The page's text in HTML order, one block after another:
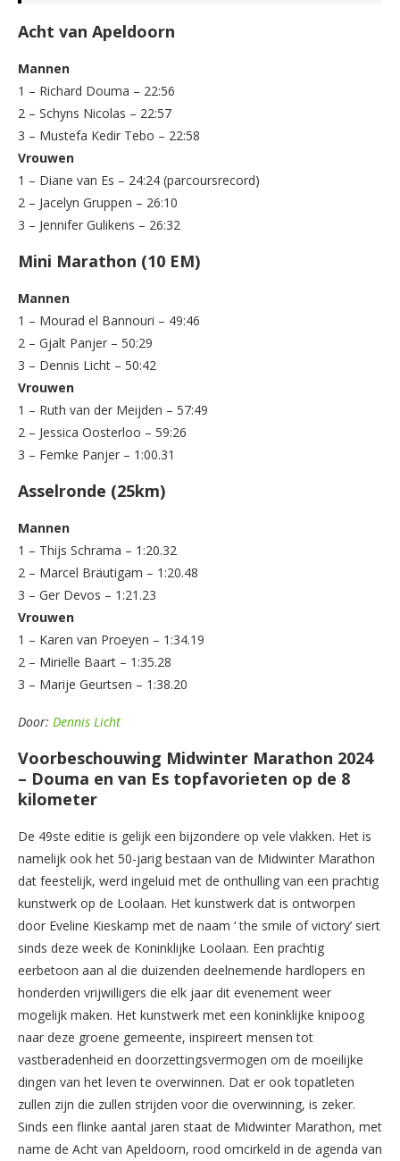
Acht van Apeldoorn
Mannen
1 – Richard Douma – 22:56
2 – Schyns Nicolas – 22:57
3 – Mustefa Kedir Tebo – 22:58
Vrouwen
1 – Diane van Es – 24:24 (parcoursrecord)
2 – Jacelyn Gruppen – 26:10
3 – Jennifer Gulikens – 26:32
Mini Marathon (10 EM)
Mannen
1 – Mourad el Bannouri – 49:46
2 – Gjalt Panjer – 50:29
3 – Dennis Licht – 50:42
Vrouwen
1 – Ruth van der Meijden – 57:49
2 – Jessica Oosterloo – 59:26
3 – Femke Panjer – 1:00.31
Asselronde (25km)
Mannen
1 – Thijs Schrama – 1:20.32
2 – Marcel Bräutigam – 1:20.48
3 – Ger Devos – 1:21.23
Vrouwen
1 – Karen van Proeyen – 1:34.19
2 – Mirielle Baart – 1:35.28
3 – Marije Geurtsen – 1:38.20
Door: Dennis Licht
Voorbeschouwing Midwinter Marathon 2024
– Douma en van Es topfavorieten op de 8
kilometer
De 49ste editie is gelijk een bijzondere op vele vlakken. Het is
namelijk ook het 50-jarig bestaan van de Midwinter Marathon
dat feestelijk, werd ingeluid met de onthulling van een prachtig
kunstwerk op de Loolaan. Het kunstwerk dat is ontworpen
door Eveline Kieskamp met de naam ‘ the smile of victory’ siert
sinds deze week de Koninklijke Loolaan. Een prachtig
eerbetoon aan al die duizenden deelnemende hardlopers en
honderden vrijwilligers die elk jaar dit evenement weer
mogelijk maken. Het kunstwerk met een koninklijke knipoog
naar deze groene gemeente, inspireert mensen tot
vastberadenheid en doorzettingsvermogen om de moeilijke
dingen van het leven te overwinnen. Dat er ook topatleten
zullen zijn die zullen strijden voor die overwinning, is zeker.
Sinds een flinke aantal jaren staat de Midwinter Marathon, met
name de Acht van Apeldoorn, rood omcirkeld in de agenda van